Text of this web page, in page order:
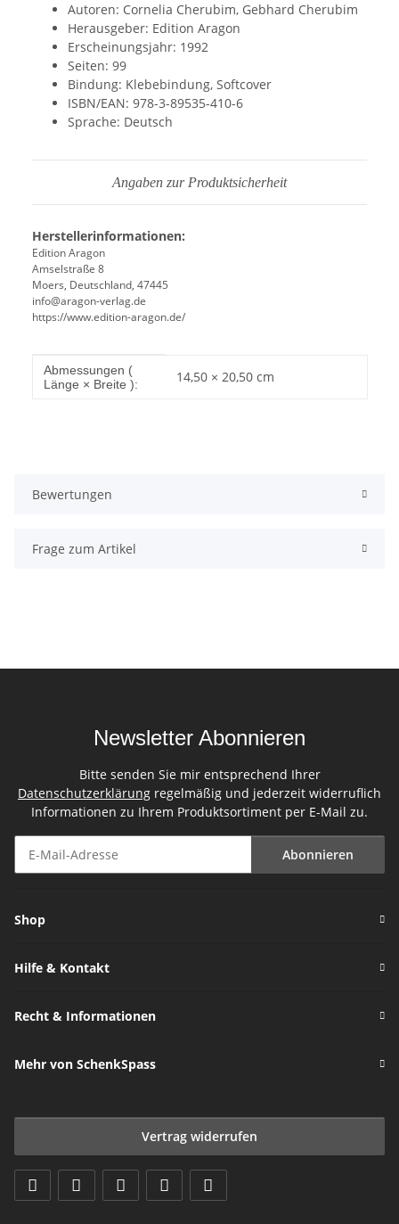
Autoren: Cornelia Cherubim, Gebhard Cherubim
Herausgeber: Edition Aragon
Erscheinungsjahr: 1992
Seiten: 99
Bindung: Klebebindung, Softcover
ISBN/EAN: 978-3-89535-410-6
Sprache: Deutsch
Angaben zur Produktsicherheit
Herstellerinformationen:
Edition Aragon
Amselstraße 8
Moers, Deutschland, 47445
info@aragon-verlag.de
https://www.edition-aragon.de/
Produkteigenschaft
Wert
Abmessungen (
Länge × Breite ):
14,50 × 20,50 cm
Bewertungen
Frage zum Artikel
Newsletter Abonnieren
Bitte senden Sie mir entsprechend Ihrer
Datenschutzerklärung regelmäßig und jederzeit widerruflich
Informationen zu Ihrem Produktsortiment per E-Mail zu.
Abonnieren
Shop
Hilfe & Kontakt
Recht & Informationen
Mehr von SchenkSpass
Vertrag widerrufen